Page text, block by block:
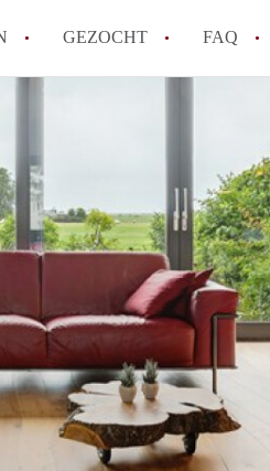
GEZOCHT FAQ
Hoe voorkom ik oplichting bij het huren
Wat is het verschil tussen sociale huur
Heb ik recht op huurtoeslag in
Hoe vind ik snel een huurwoning in
Wat is een normale huurprijs voor een
Alle veelgestelde vragen